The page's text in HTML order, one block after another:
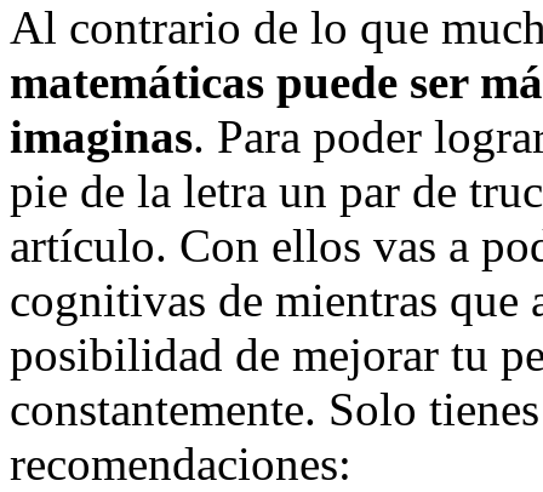
Al contrario de lo que
matemáticas puede ser
imaginas. Para poder
pie de la letra un par de
artículo. Con ellos vas a
cognitivas de mientras que
posibilidad de mejorar tu
constantemente. Solo
recomendaciones: